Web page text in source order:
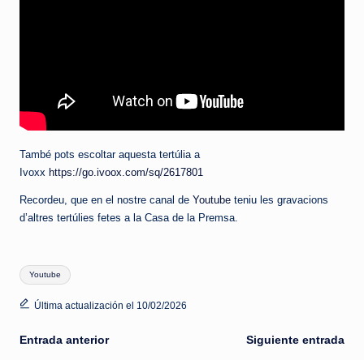
També pots escoltar aquesta tertúlia a
Ivoxx https://go.ivoox.com/sq/2617801
Recordeu, que en el nostre canal de Youtube teniu les gravacions
d’altres tertúlies fetes a la Casa de la Premsa.
Etiquetas:
Youtube
Última actualización el 10/02/2026
Navegación
Entrada anterior Siguiente entrada